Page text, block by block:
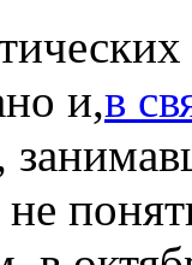
и,в
не